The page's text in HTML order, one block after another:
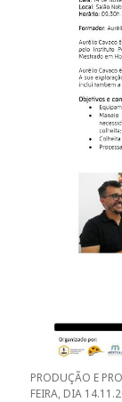
PRODUÇÃO E
FEIRA, DIA